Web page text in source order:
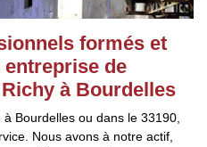
formés et
de
à Bourdelles
Bourdelles ou dans le 33190,
Nous avons à notre actif,